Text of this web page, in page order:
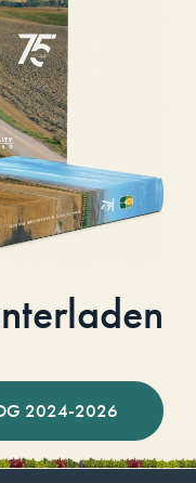
2024-2026